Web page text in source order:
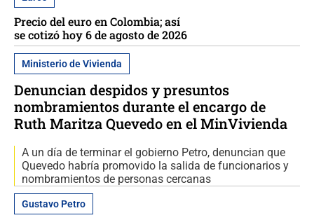
Precio del euro en Colombia; así
se cotizó hoy 6 de agosto de 2026
Ministerio de Vivienda
Denuncian despidos y presuntos
nombramientos durante el encargo de
Ruth Maritza Quevedo en el MinVivienda
A un día de terminar el gobierno Petro, denuncian que
Quevedo habría promovido la salida de funcionarios y
nombramientos de personas cercanas
Gustavo Petro